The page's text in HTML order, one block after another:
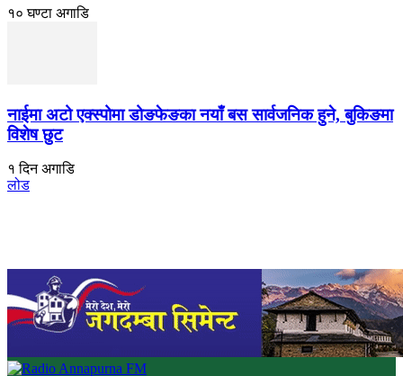
१० घण्टा अगाडि
नाईमा अटो एक्स्पोमा डोङफेङका नयाँ बस सार्वजनिक हुने, बुकिङमा
विशेष छुट
१ दिन अगाडि
लोड